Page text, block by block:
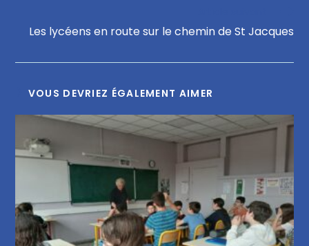
Les lycéens en route sur le chemin de St Jacques
VOUS DEVRIEZ ÉGALEMENT AIMER